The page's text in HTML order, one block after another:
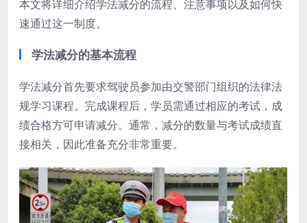
本文将详细介绍学法减分的流程、注意事项以及如何快
速通过这一制度。
学法减分的基本流程
学法减分首先要求驾驶员参加由交警部门组织的法律法
规学习课程。完成课程后，学员需通过相应的考试，成
绩合格方可申请减分。通常，减分的数量与考试成绩直
接相关，因此准备充分非常重要。